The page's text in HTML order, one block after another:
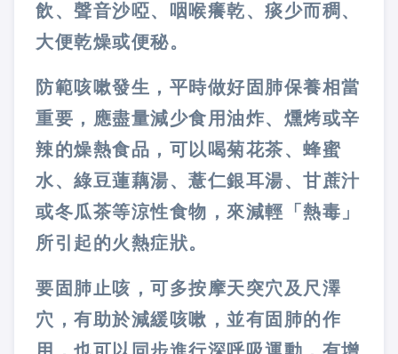
飲、聲音沙啞、咽喉癢乾、痰少而稠、
大便乾燥或便秘。
防範咳嗽發生，平時做好固肺保養相當
重要，應盡量減少食用油炸、燻烤或辛
辣的燥熱食品，可以喝菊花茶、蜂蜜
水、綠豆蓮藕湯、薏仁銀耳湯、甘蔗汁
或冬瓜茶等涼性食物，來減輕「熱毒」
所引起的火熱症狀。
要固肺止咳，可多按摩天突穴及尺澤
穴，有助於減緩咳嗽，並有固肺的作